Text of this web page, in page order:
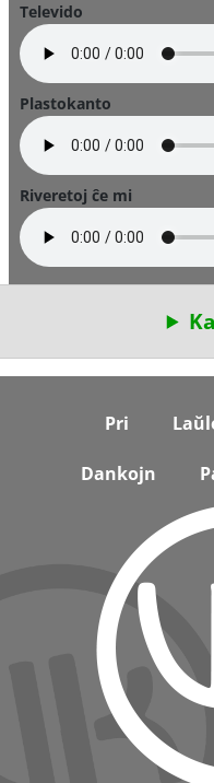
Televido
Plastokanto
Riveretoj ĉe mi
Pri
Dankojn